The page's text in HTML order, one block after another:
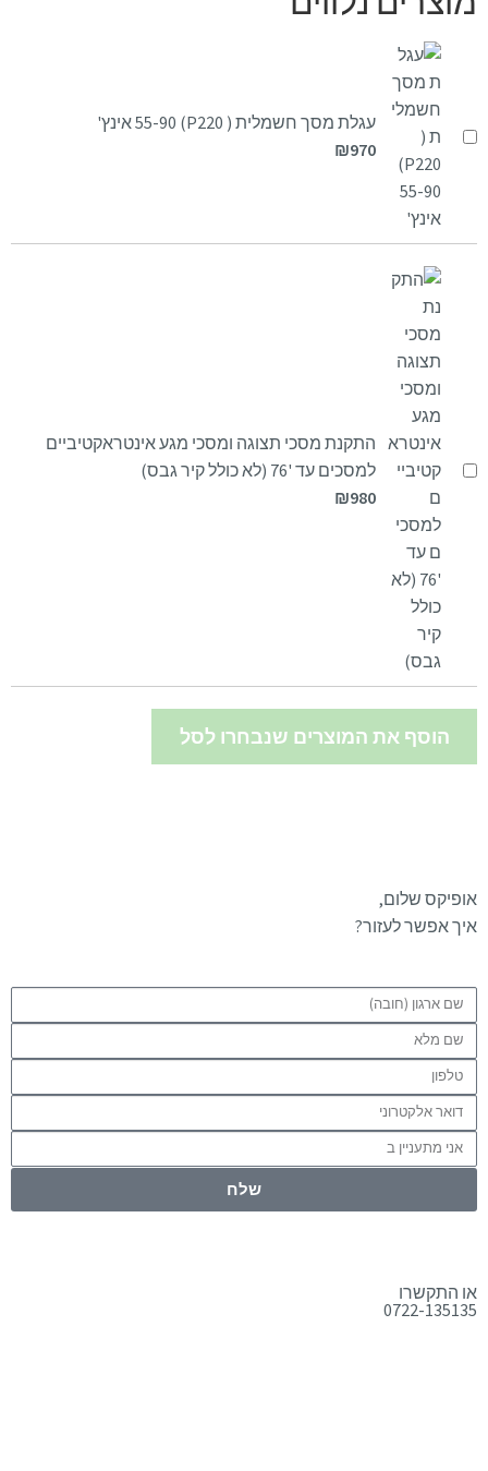
עגלת מסך חשמלית ( P220) 55-90 אינץ'
₪970
התקנת מסכי תצוגה ומסכי מגע אינטראקטיביים
למסכים עד '76 (לא כולל קיר גבס)
₪980
הוסף את המוצרים שנבחרו לסל
אופיקס שלום,
איך אפשר לעזור?
שלח
או התקשרו
0722-135135